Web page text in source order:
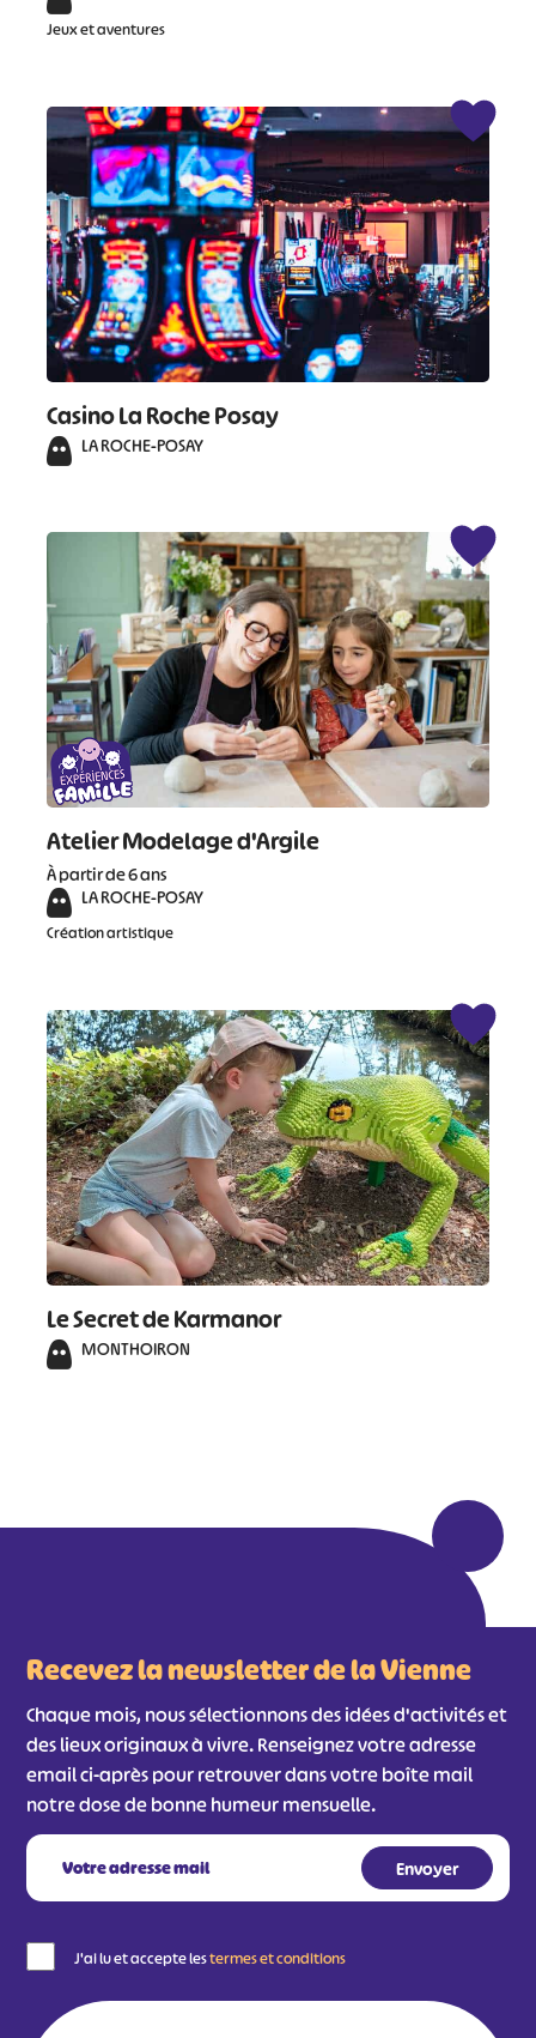
Jeux et aventures
Casino La Roche Posay
LA ROCHE-POSAY
Atelier Modelage d'Argile
À partir de 6 ans
LA ROCHE-POSAY
Création artistique
Le Secret de Karmanor
MONTHOIRON
Recevez la newsletter de la Vienne
Chaque mois, nous sélectionnons des idées d'activités et
des lieux originaux à vivre. Renseignez votre adresse
email ci-après pour retrouver dans votre boîte mail
notre dose de bonne humeur mensuelle.
J'ai lu et accepte lestermes et conditions
# # #
#
#
#
#